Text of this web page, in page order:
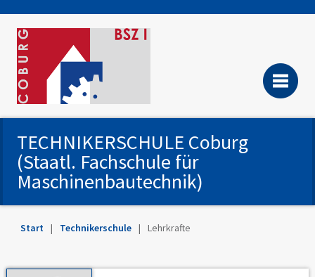
TECHNIKERSCHULE Coburg
(Staatl. Fachschule für
Maschinenbautechnik)
Start Technikerschule Lehrkrafte